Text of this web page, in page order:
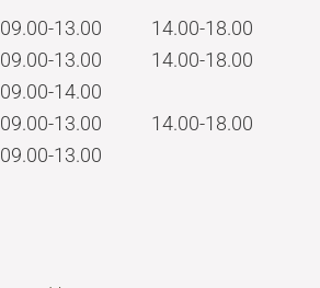
09.00-13.00
14.00-18.00
09.00-13.00
14.00-18.00
09.00-14.00
09.00-13.00
14.00-18.00
09.00-13.00